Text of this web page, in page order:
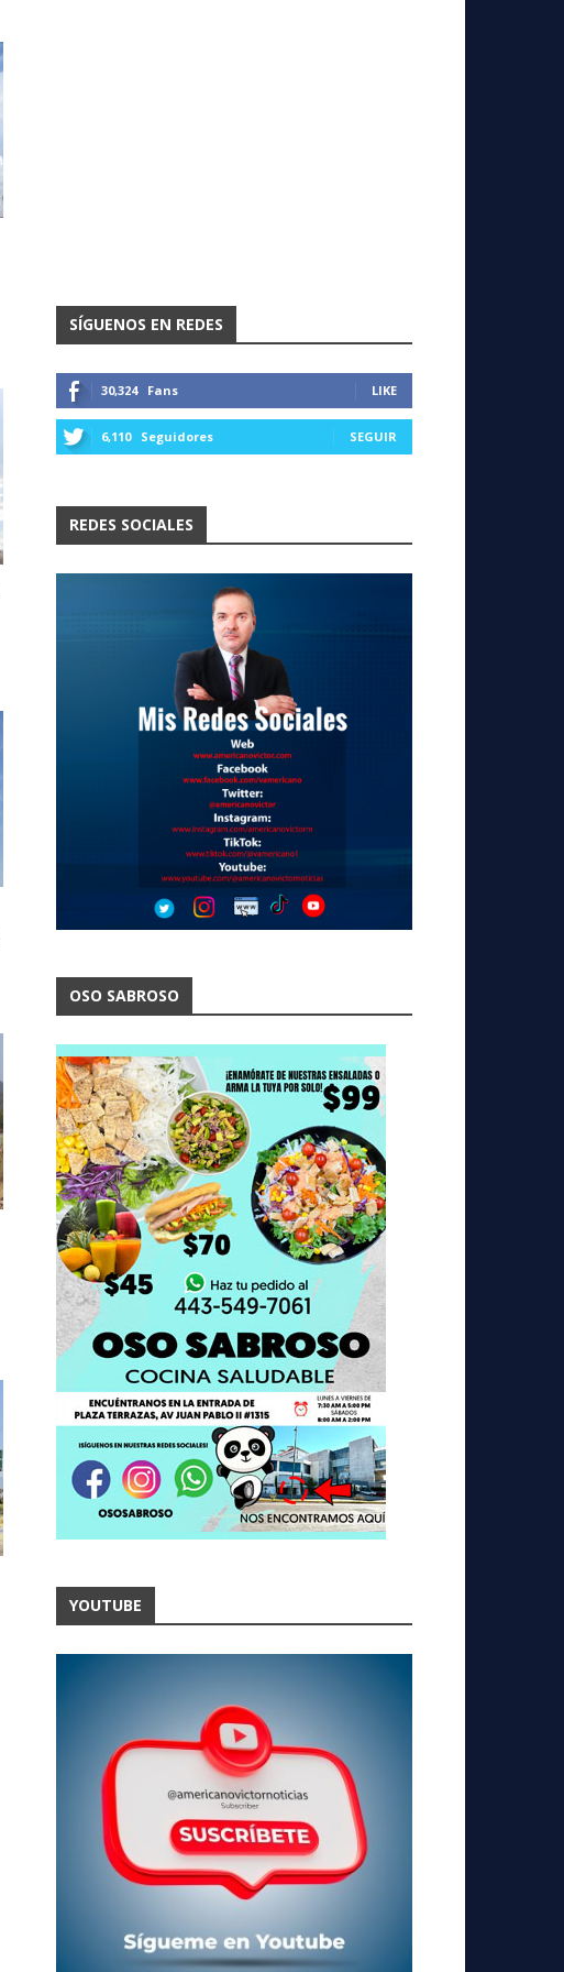
SÍGUENOS EN REDES
30,324 Fans LIKE
6,110 Seguidores SEGUIR
REDES SOCIALES
OSO SABROSO
YOUTUBE